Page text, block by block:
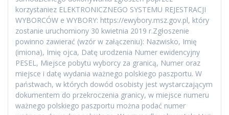
korzystaniez ELEKTRONICZNEGO SYSTEMU REJESTRACJI
WYBORCÓW e WYBORY: https://ewybory.msz.gov.pl, który
zostanie uruchomiony 30 kwietnia 2019 r.Zgłoszenie
powinno zawierać (wzór w załączeniu): Nazwisko, Imię
(imiona), Imię ojca, Datę urodzenia Numer ewidencyjny
PESEL, Miejsce pobytu wyborcy za granicą, Numer oraz
miejsce i datę wydania ważnego polskiego paszportu. W
państwach, w których dowód osobisty jest wystarczającym
dokumentem do przekroczenia granicy, w miejsce numeru
ważnego polskiego paszportu można podać numer